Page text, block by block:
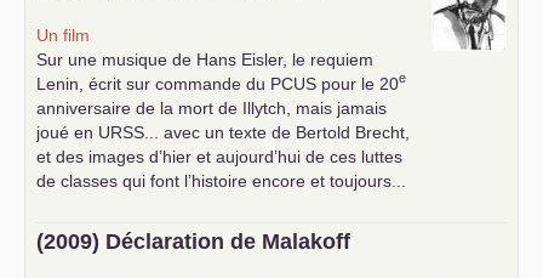
Un film
Sur une musique de Hans Eisler, le requiem
Lenin, écrit sur commande du PCUS pour le 20e
anniversaire de la mort de Illytch, mais jamais
joué en URSS ... avec un texte de Bertold Brecht,
et des images d’hier et aujourd’hui de ces luttes
de classes qui font l’histoire encore et toujours...
(2009) Déclaration de Malakoff